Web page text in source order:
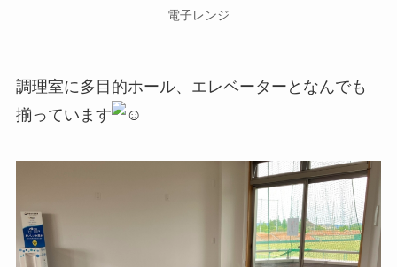
電子レンジ
調理室に多目的ホール、エレベーターとなんでも
揃っています